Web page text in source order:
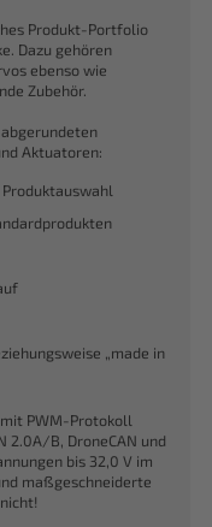
Produkt-Portfolio
Dazu gehören
ebenso wie
Zubehör.
Aktuatoren:
„made in
PWM-Protokoll
2.0A/B, DroneCAN und
bis 32,0 V im
maßgeschneiderte